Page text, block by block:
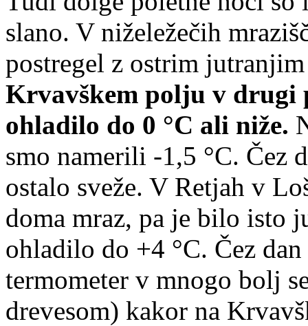
slano. V niželežečih
postregel z ostrim
Krvavškem polju v
ohladilo do 0 °C ali niže.
smo namerili -1,5 °C. Čez
ostalo sveže. V Retjah v
doma mraz, pa je bilo isto
ohladilo do +4 °C. Čez
termometer v mnogo bolj
drevesom) kakor na